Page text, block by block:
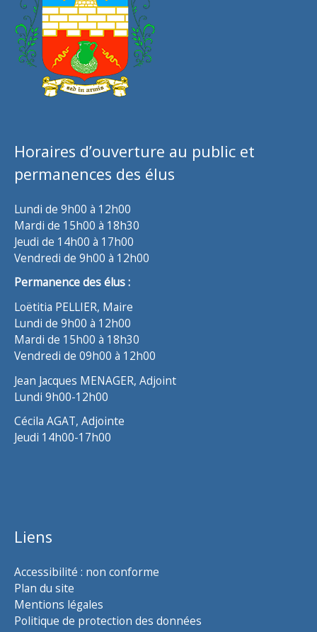
Horaires d’ouverture au public et
permanences des élus
Lundi de 9h00 à 12h00
Mardi de 15h00 à 18h30
Jeudi de 14h00 à 17h00
Vendredi de 9h00 à 12h00
Permanence des élus :
Loëtitia PELLIER, Maire
Lundi de 9h00 à 12h00
Mardi de 15h00 à 18h30
Vendredi de 09h00 à 12h00
Jean Jacques MENAGER, Adjoint
Lundi 9h00-12h00
Cécila AGAT, Adjointe
Jeudi 14h00-17h00
Liens
Accessibilité : non conforme
Plan du site
Mentions légales
Politique de protection des données